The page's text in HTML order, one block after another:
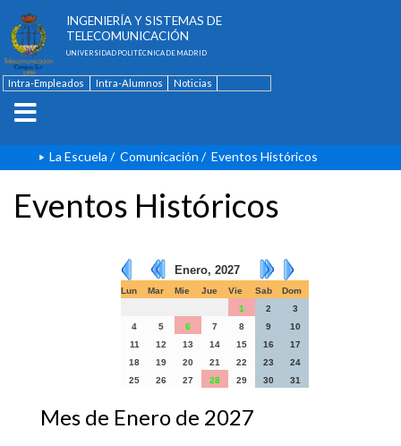
INGENIERÍA Y SISTEMAS DE
TELECOMUNICACIÓN
UNIVERSIDAD POLITÉCNICA DE MADRID
Intra-Empleados Intra-Alumnos
Noticias
La Escuela / Comunicación / Eventos Históricos
Eventos Históricos
Enero, 2027
Lun Mar Mie Jue Vie Sab
Dom
1
2
3
4
5 6 7 8 9
10
11
12 13 14 15 16
17
18
19 20 21 22 23
24
25
26 27 28 29 30 31
Mes de Enero de 2027